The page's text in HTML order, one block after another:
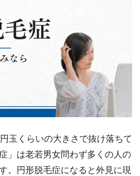
円玉くらいの大きさで抜け落ちて
」は老若男女問わず多くの人の
。円形脱毛症になると外見に現